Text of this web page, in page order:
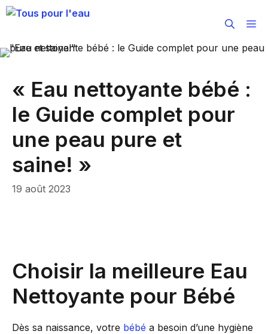
Aller
« Eau nettoyante bébé :
le Guide complet pour
une peau pure et
saine! »
19 août 2023
Choisir la meilleure Eau
Nettoyante pour Bébé
Dès sa naissance, votre bébé a besoin d’une hygiène